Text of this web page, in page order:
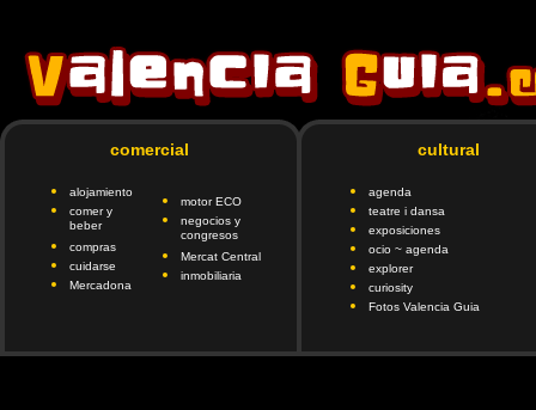
comercial
alojamiento
comer y
beber
compras
cuidarse
Mercadona
motor ECO
negocios y
congresos
Mercat Central
inmobiliaria
cultural
agenda
teatre i dansa
exposiciones
ocio ~ agenda
explorer
curiosity
Fotos Valencia Guia